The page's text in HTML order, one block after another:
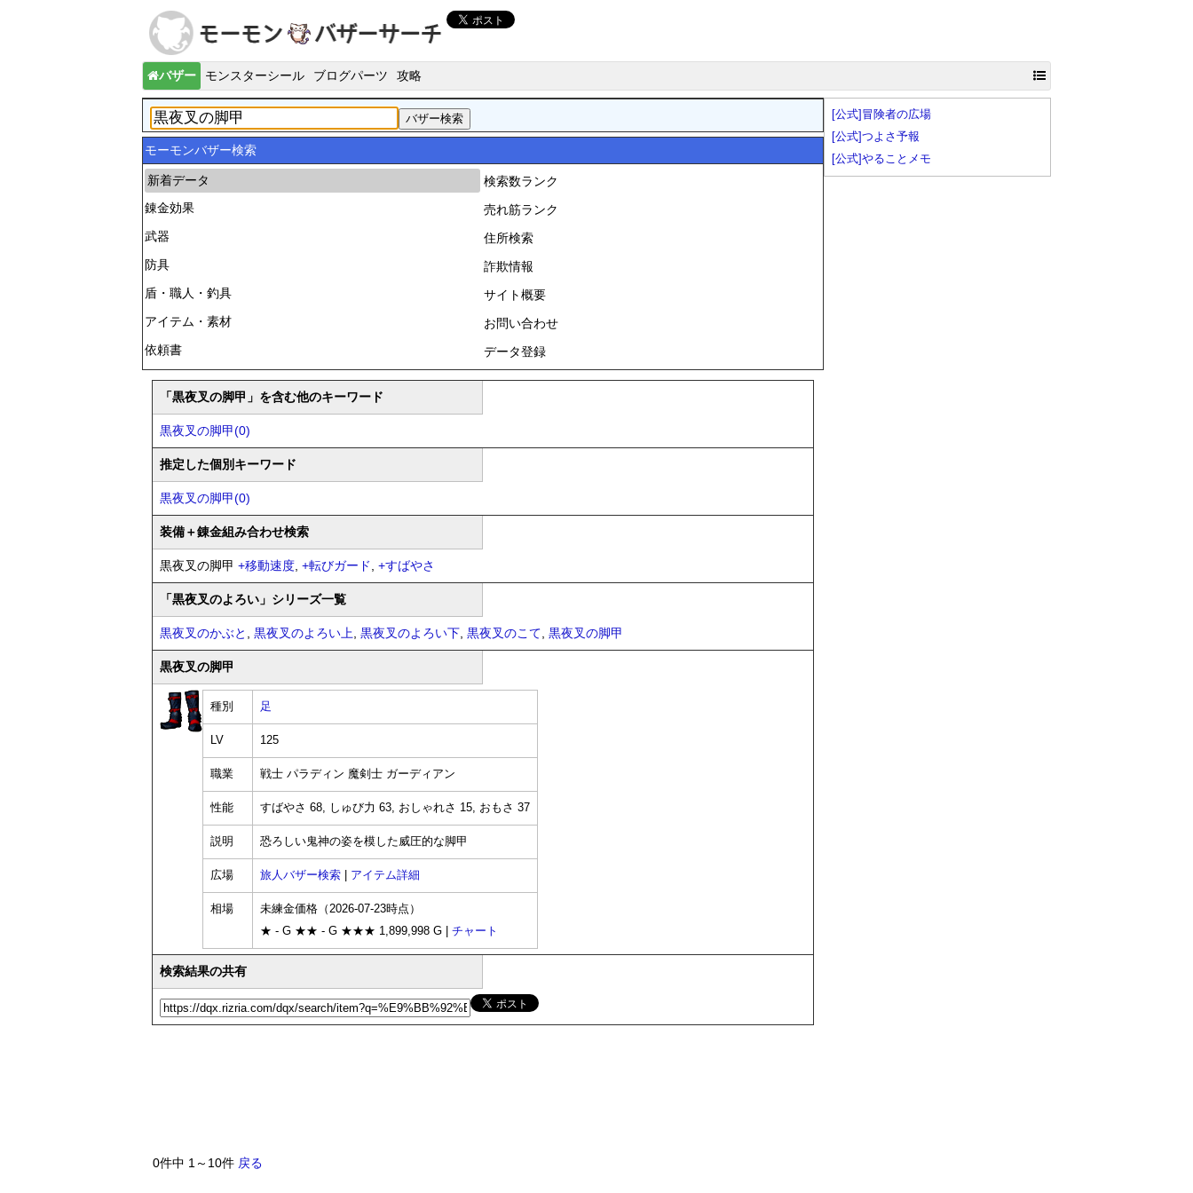
バザー モンスターシール ブログパーツ 攻略
モーモンバザー検索
新着データ
錬金効果
武器
防具
盾・職人・釣具
アイテム・素材
依頼書
検索数ランク
売れ筋ランク
住所検索
詐欺情報
サイト概要
お問い合わせ
データ登録
「黒夜叉の脚甲」を含む他のキーワード
黒夜叉の脚甲(0)
推定した個別キーワード
黒夜叉の脚甲(0)
装備＋錬金組み合わせ検索
黒夜叉の脚甲 +移動速度, +転びガード, +すばやさ
「黒夜叉のよろい」シリーズ一覧
黒夜叉のかぶと , 黒夜叉のよろい上, 黒夜叉のよろい下, 黒夜叉のこて, 黒夜叉の脚甲
黒夜叉の脚甲
種別 足
LV 125
職業 戦士 パラディン 魔剣士 ガーディアン
性能 すばやさ 68, しゅび力 63, おしゃれさ 15, おもさ 37
説明 恐ろしい鬼神の姿を模した威圧的な脚甲
広場 旅人バザー検索 アイテム詳細
相場
未練金価格（2026-07-23時点）
★ - G ★★ - G ★★★ 1,899,998 G | チャート
検索結果の共有
0件中 1～10件 戻る
[公式]冒険者の広場
[公式]つよさ予報
[公式]やることメモ